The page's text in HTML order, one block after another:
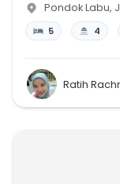
Pondok Labu,
5 4
Ratih